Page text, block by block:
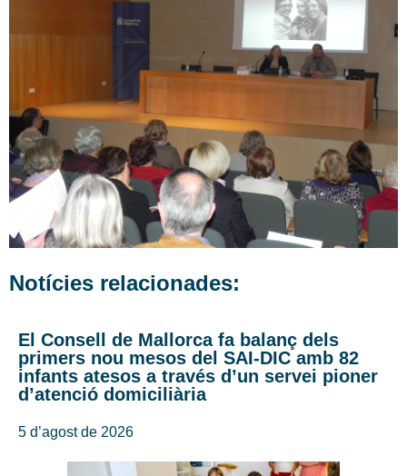
Notícies relacionades:
El Consell de Mallorca fa balanç dels
primers nou mesos del SAI-DIC amb 82
infants atesos a través d’un servei pioner
d’atenció domiciliària
5 d’agost de 2026